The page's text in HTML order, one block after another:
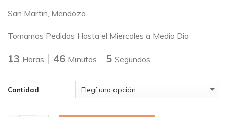
San Martin, Mendoza
Tomamos Pedidos Hasta el Miercoles a Medio Dia
13 Horas 46 Minutos 5 Segundos
Cantidad